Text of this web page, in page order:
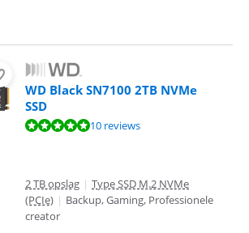
WD Black SN7100 2TB NVMe
SSD
de 10, gebaseerd op 10 reviews.
10 reviews
2 TB opslag | Type SSD M.2 NVMe
(PCIe) | Backup, Gaming, Professionele
creator